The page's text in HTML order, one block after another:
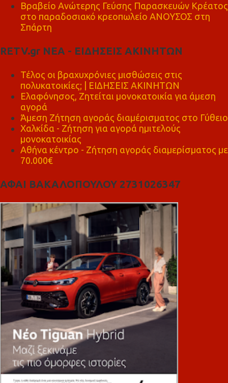
Βραβείο Ανώτερης Γεύσης Παρασκευών Κρέατος
στο παραδοσιακό κρεοπωλείο ΑΝΟΥΣΟΣ στη
Σπάρτη
RETV.gr ΝΕΑ - ΕΙΔΗΣΕΙΣ ΑΚΙΝΗΤΩΝ
Τέλος οι βραχυχρόνιες μισθώσεις στις
πολυκατοικίες; | ΕΙΔΗΣΕΙΣ ΑΚΙΝΗΤΩΝ
Ελαφόνησος, Ζητείται μονοκατοικία για άμεση
αγορά
Άμεση Ζήτηση αγοράς διαμέρισματος στο Γύθειο
Χαλκίδα - Ζήτηση για αγορά ημιτελούς
μονοκατοικίας
Αθήνα κέντρο - Ζήτηση αγοράς διαμερίσματος με
70.000€
ΑΦΑΙ ΒΑΚΑΛΟΠΟΥΛΟΥ 2731026347